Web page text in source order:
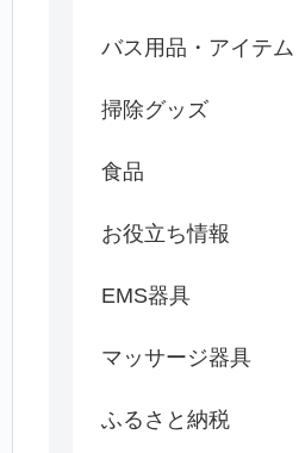
バス用品・アイテム
掃除グッズ
食品
お役立ち情報
EMS器具
マッサージ器具
ふるさと納税